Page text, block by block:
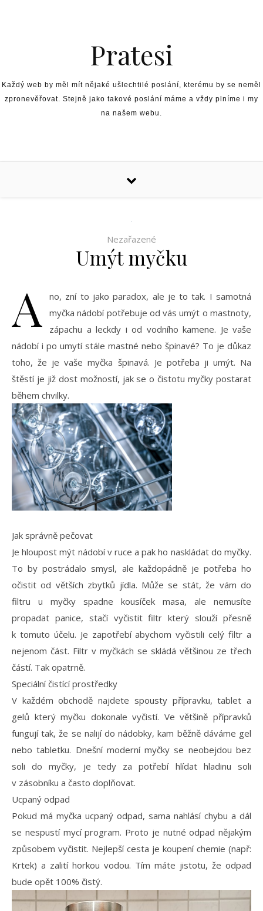
Pratesi
Každý web by měl mít nějaké ušlechtilé poslání, kterému by se neměl
zpronevěřovat. Stejně jako takové poslání máme a vždy plníme i my
na našem webu.
Nezařazené
Umýt myčku
A
no, zní to jako paradox, ale je to tak. I samotná
myčka nádobí potřebuje od vás umýt o mastnoty,
zápachu a leckdy i od vodního kamene. Je vaše
nádobí i po umytí stále mastné nebo špinavé? To je důkaz
toho, že je vaše myčka špinavá. Je potřeba ji umýt. Na
štěstí je již dost možností, jak se o čistotu myčky postarat
během chvilky.
Jak správně pečovat
Je hloupost mýt nádobí v ruce a pak ho naskládat do myčky.
To by postrádalo smysl, ale každopádně je potřeba ho
očistit od větších zbytků jídla. Může se stát, že vám do
filtru u myčky spadne kousíček masa, ale nemusíte
propadat panice, stačí vyčistit filtr který slouží přesně
k tomuto účelu. Je zapotřebí abychom vyčistili celý filtr a
nejenom část. Filtr v myčkách se skládá většinou ze třech
částí. Tak opatrně.
Speciální čistící prostředky
V každém obchodě najdete spousty přípravku, tablet a
gelů který myčku dokonale vyčistí. Ve většině přípravků
fungují tak, že se nalijí do nádobky, kam běžně dáváme gel
nebo tabletku. Dnešní moderní myčky se neobejdou bez
soli do myčky, je tedy za potřebí hlídat hladinu soli
v zásobníku a často doplňovat.
Ucpaný odpad
Pokud má myčka ucpaný odpad, sama nahlásí chybu a dál
se nespustí mycí program. Proto je nutné odpad nějakým
způsobem vyčistit. Nejlepší cesta je koupení chemie (např:
Krtek) a zalití horkou vodou. Tím máte jistotu, že odpad
bude opět 100% čistý.